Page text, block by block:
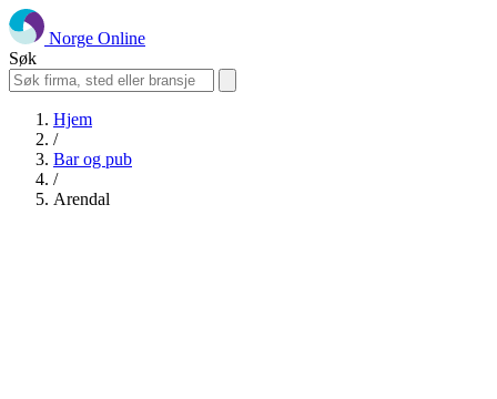
Norge Online
Søk
Hjem
/
Bar og pub
/
Arendal